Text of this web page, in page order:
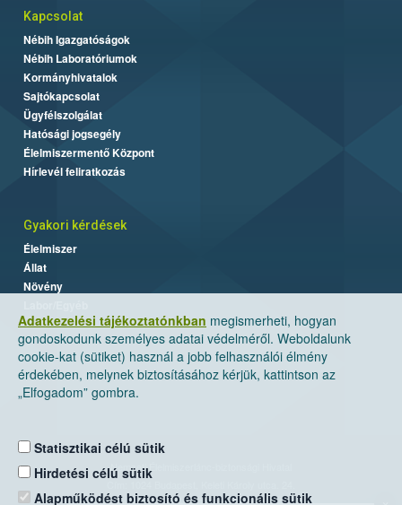
Adatkezelési tájékoztatónkban megismerheti, hogyan
gondoskodunk személyes adatai védelméről. Weboldalunk
cookie-kat (sütiket) használ a jobb felhasználói élmény
érdekében, melynek biztosításához kérjük, kattintson az
„Elfogadom” gombra.
Statisztikai célú sütik
Hirdetési célú sütik
Alapműködést biztosító és funkcionális sütik
Kapcsolat
Nébih Igazgatóságok
Nébih Laboratóriumok
Kormányhivatalok
Sajtókapcsolat
Ügyfélszolgálat
Hatósági jogsegély
Élelmiszermentő Központ
Hírlevél feliratkozás
Gyakori kérdések
Élelmiszer
Állat
Növény
Nemzeti Élelmiszerlánc-biztonsági Hivatal
Levelezési cím: 1525 Budapest. Pf. 30.